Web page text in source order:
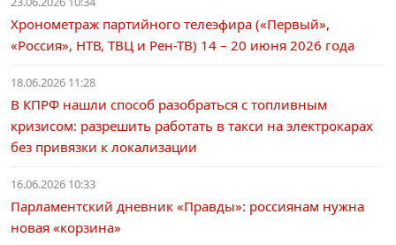
Хронометраж партийного телеэфира («Первый»,
«Россия», НТВ, ТВЦ и Рен-ТВ) 14 – 20 июня 2026 года
18.06.2026 11:28
В КПРФ нашли способ разобраться с топливным
кризисом: разрешить работать в такси на электрокарах
без привязки к локализации
16.06.2026 10:33
Парламентский дневник «Правды»: россиянам нужна
новая «корзина»